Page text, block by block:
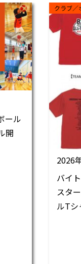
ール
開
クラブ／
2026
バイ
スタ
ルTシ